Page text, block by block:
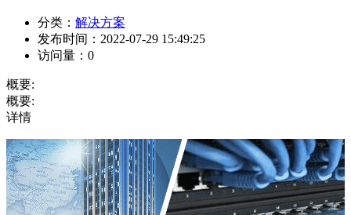
分类： 解决方案
发布时间： 2022-07-29 15:49:25
访问量： 0
概要:
概要:
详情